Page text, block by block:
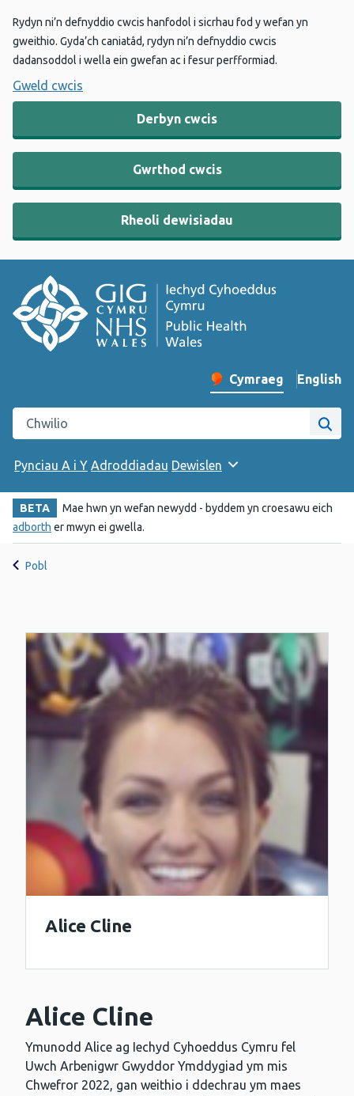
Rydyn ni’n defnyddio cwcis hanfodol i sicrhau fod y wefan yn
gweithio. Gyda’ch caniatâd, rydyn ni’n defnyddio cwcis
dadansoddol i wella ein gwefan ac i fesur perfformiad.
Gweld cwcis
Derbyn cwcis
Gwrthod cwcis
Rheoli dewisiadau
Newid iaith y wefan
Cymraeg English
–
Chwilio gwefan Iechyd Cyhoeddus Cymru
Pynciau A i Y Adroddiadau Dewislen
BETA
Mae hwn yn wefan newydd - byddem yn croesawu eich
adborth er mwyn ei gwella.
Pobl
Alice Cline
Alice Cline
Ymunodd Alice ag Iechyd Cyhoeddus Cymru fel
Uwch Arbenigwr Gwyddor Ymddygiad ym mis
Chwefror 2022, gan weithio i ddechrau ym maes